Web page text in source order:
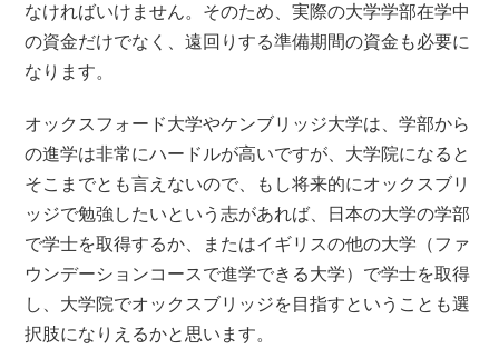
なければいけません。そのため、実際の大学学部在学中
の資金だけでなく、遠回りする準備期間の資金も必要に
なります。
オックスフォード大学やケンブリッジ大学は、学部から
の進学は非常にハードルが高いですが、大学院になると
そこまでとも言えないので、もし将来的にオックスブリ
ッジで勉強したいという志があれば、日本の大学の学部
で学士を取得するか、またはイギリスの他の大学（ファ
ウンデーションコースで進学できる大学）で学士を取得
し、大学院でオックスブリッジを目指すということも選
択肢になりえるかと思います。